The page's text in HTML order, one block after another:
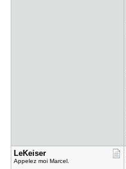
LeKeiser
Appelez moi Marcel.